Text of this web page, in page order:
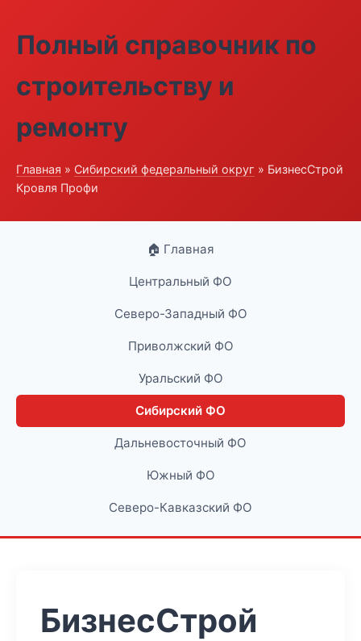
Полный справочник по
строительству и
ремонту
Главная » Сибирский федеральный округ » БизнесСтрой
Кровля Профи
🏠 Главная
Центральный ФО
Северо-Западный ФО
Приволжский ФО
Уральский ФО
Сибирский ФО
Дальневосточный ФО
Южный ФО
Северо-Кавказский ФО
БизнесСтрой